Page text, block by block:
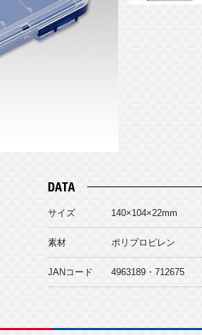
サイズ 140×104×22mm
素材 ポリプロピレン
JANコード 4963189・712675